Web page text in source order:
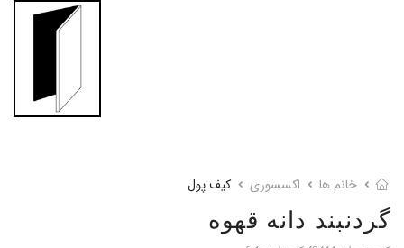
خانم ها اکسسوری کیف پول
گردنبند دانه قهوه